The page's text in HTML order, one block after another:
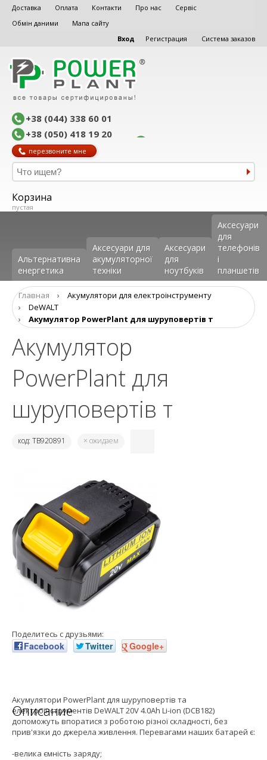
Доставка Оплата Контакти Про нас
Сервіс
Обмін даними
Мапа сайту
Вход
Регистрация Система заказов
+38 (044) 338 60 01
+38 (050) 418 19 20
перезвоните мне
Корзина
пустая
Альтернативна
енергетика
Аксесуари для
акумуляторної
техніки
Аксесуари
для
ноутбуків
Аксеcуари
для
телефонів
і
планшетів
Главная ›
Акумулятори для електроінструменту
›
DeWALT
›
Акумулятор PowerPlant для шуруповертів т
Акумулятор
PowerPlant для
шуруповертів т
код: TB920891 × ожидаем
Поделитесь с друзьями:
Facebook Twitter Google+
Описание
Акумулятори PowerPlant для шуруповертів та
електроінструментів DeWALT 20V 4.0Ah Li-ion (DCB182)
допоможуть впоратися з роботою різної складності, без
прив'язки до джерела живлення. Перевагами наших батарей є:
-велика ємність заряду;